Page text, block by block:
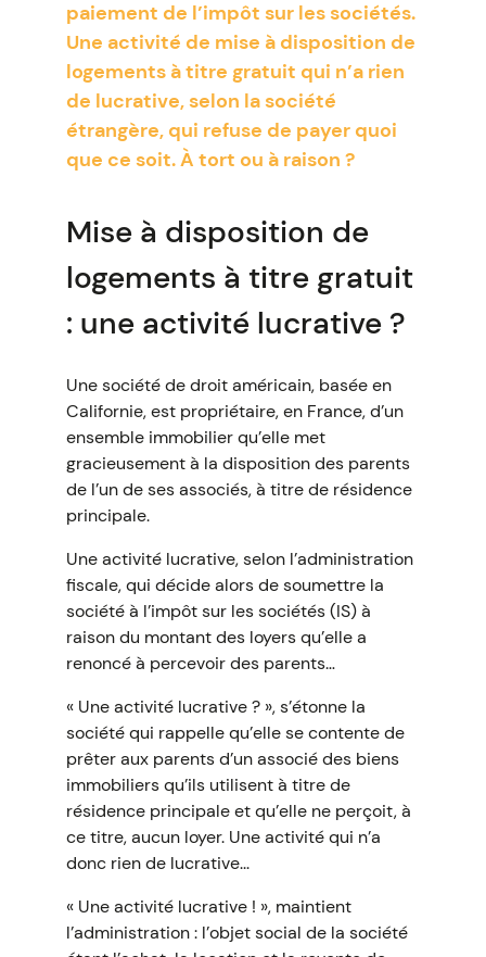
paiement de l’impôt sur les sociétés.
Une activité de mise à disposition de
logements à titre gratuit qui n’a rien
de lucrative, selon la société
étrangère, qui refuse de payer quoi
que ce soit. À tort ou à raison ?
Mise à disposition de
logements à titre gratuit
: une activité lucrative ?
Une société de droit américain, basée en
Californie, est propriétaire, en France, d’un
ensemble immobilier qu’elle met
gracieusement à la disposition des parents
de l’un de ses associés, à titre de résidence
principale.
Une activité lucrative, selon l’administration
fiscale, qui décide alors de soumettre la
société à l’impôt sur les sociétés (IS) à
raison du montant des loyers qu’elle a
renoncé à percevoir des parents…
« Une activité lucrative ? », s’étonne la
société qui rappelle qu’elle se contente de
prêter aux parents d’un associé des biens
immobiliers qu’ils utilisent à titre de
résidence principale et qu’elle ne perçoit, à
ce titre, aucun loyer. Une activité qui n’a
donc rien de lucrative...
« Une activité lucrative ! », maintient
l’administration : l’objet social de la société